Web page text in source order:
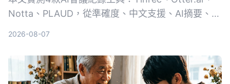
Notta、PLAUD，從準確度、中文支援、AI摘要、多
2026-08-07